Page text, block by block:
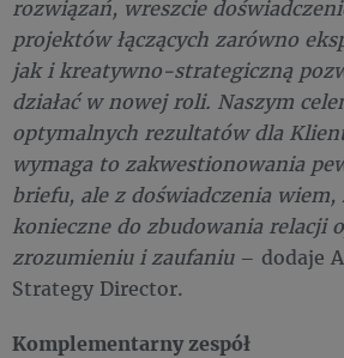
rozwiązań, wreszcie
projektów łączących zarówno
jak i kreatywno-strategiczną
działać w nowej roli. Naszym
optymalnych rezultatów dla
wymaga to zakwestionowania
briefu, ale z doświadczenia wiem,
konieczne do zbudowania relacji
zrozumieniu i zaufaniu– dodaje
Strategy Director.
Komplementarny zespół